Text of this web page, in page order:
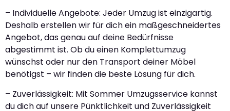
– Individuelle Angebote: Jeder Umzug ist einzigartig.
Deshalb erstellen wir für dich ein maßgeschneidertes
Angebot, das genau auf deine Bedürfnisse
abgestimmt ist. Ob du einen Komplettumzug
wünschst oder nur den Transport deiner Möbel
benötigst – wir finden die beste Lösung für dich.
– Zuverlässigkeit: Mit Sommer Umzugsservice kannst
du dich auf unsere Pünktlichkeit und Zuverlässigkeit